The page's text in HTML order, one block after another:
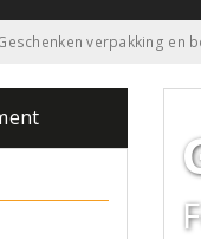
verpakking en